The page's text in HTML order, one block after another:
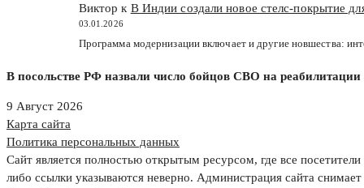
Виктор к В Индии создали новое стелс-покрытие
03.01.2026
Программа модернизации включает и другие новшества:
В посольстве РФ назвали число бойцов СВО на реабилитации
9 Август 2026
Карта сайта
Политика персональных данных
Сайт является полностью открытым ресурсом, где все
либо ссылки указываются неверно. Администрация сайта